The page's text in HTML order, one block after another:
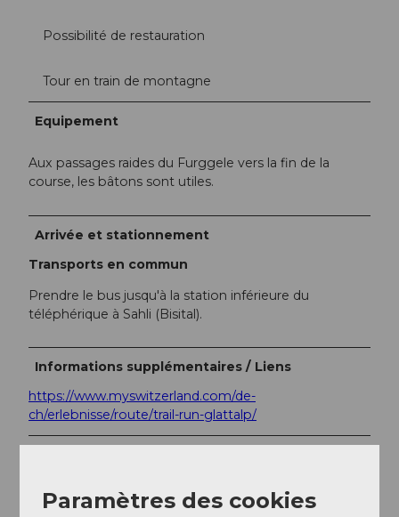
Possibilité de restauration
Tour en train de montagne
Equipement
Aux passages raides du Furggele vers la fin de la
course, les bâtons sont utiles.
Arrivée et stationnement
Transports en commun
Prendre le bus jusqu'à la station inférieure du
téléphérique à Sahli (Bisital).
Informations supplémentaires / Liens
https://www.myswitzerland.com/de-
ch/erlebnisse/route/trail-run-glattalp/
Paramètres des cookies